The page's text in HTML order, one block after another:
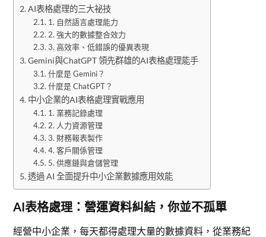
AI表格處理的三大祕技
1. 自然語言處理能力
2. 強大的數據整合效力
3. 高效率、低錯誤的優異表現
Gemini與ChatGPT 領先群雄的AI表格處理能手
什麼是 Gemini？
什麼是 ChatGPT？
中小企業的AI表格處理實戰應用
1. 業務記錄處理
2. 人力資源管理
3. 財務報表製作
4. 客戶關係管理
5. 供應鏈與倉儲管理
透過 AI 全面提升中小企業數據應用效能
AI表格處理：營運資料糾結，你並不孤單
經營中小企業，每天都得處理大量的數據資料，從業務紀